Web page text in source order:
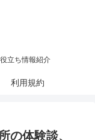
立ち情報紹介
利用規約
の体験談、